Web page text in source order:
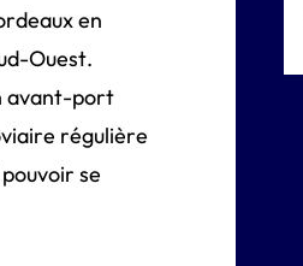
en
Ouest.
avant-port
régulière
se